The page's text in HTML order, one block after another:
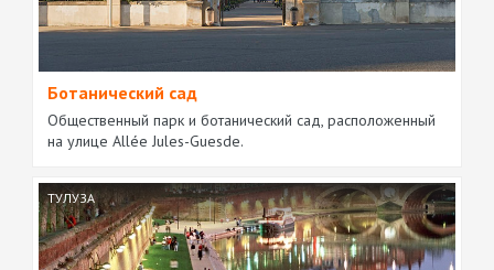
Ботанический сад
Общественный парк и ботанический сад, расположенный
на улице Allée Jules-Guesde.
ТУЛУЗА